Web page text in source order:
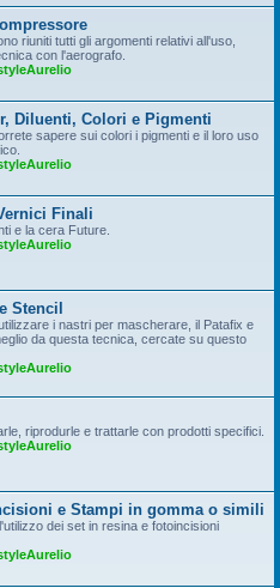
riuniti tutti gli argomenti relativi all'uso,
con l'aerografo.
Diluenti, Colori e Pigmenti
sapere sui colori i pigmenti e il loro uso
Finali
e la cera Future.
Stencil
i nastri per mascherare, il Patafix e
da questa tecnica, cercate su questo
riprodurle e trattarle con prodotti specifici.
e Stampi in gomma o simili
dei set in resina e fotoincisioni